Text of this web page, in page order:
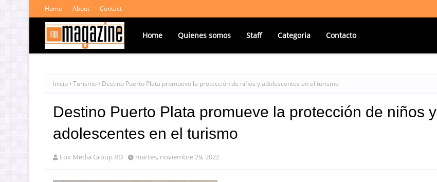
Home About Contact
Home Quienes somos Staff Categoria Contacto
Inicio Turismo Destino Puerto Plata promueve la protección de niños y adolescentes en el turismo
Destino Puerto Plata promueve la protección de niños y
adolescentes en el turismo
Fox Media Group RD martes, noviembre 29, 2022